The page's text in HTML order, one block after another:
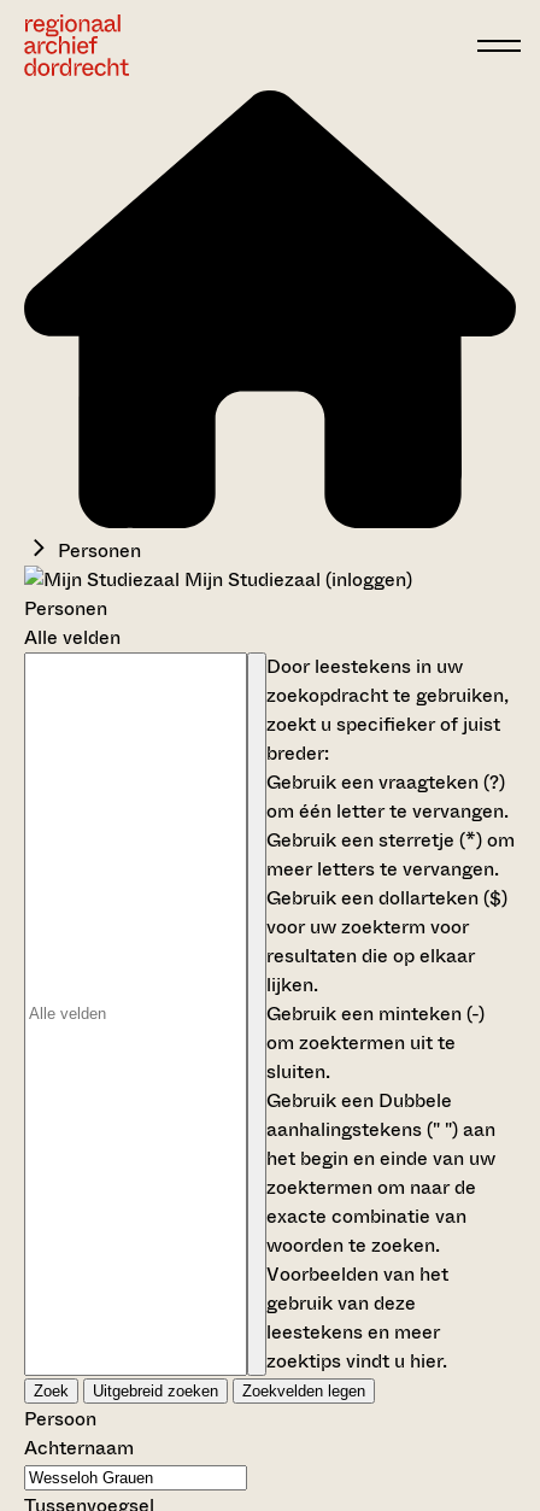
Personen
Mijn Studiezaal (inloggen)
Personen
Alle velden
Door leestekens in uw
zoekopdracht te gebruiken,
zoekt u specifieker of juist
breder:
Gebruik eenvraagteken (?)
om één letter te vervangen.
Gebruik eensterretje (*)om
meer letters te vervangen.
Gebruik eendollarteken ($)
voor uw zoekterm voor
resultaten die op elkaar
lijken.
Gebruik een minteken (-)
om zoektermen uit te
sluiten.
Gebruik een Dubbele
aanhalingstekens (" ")aan
het begin en einde van uw
zoektermen om naar de
exacte combinatie van
woorden te zoeken.
Voorbeelden van het
gebruik van deze
leestekens en meer
zoektips vindt u hier.
Zoek Uitgebreid zoeken Zoekvelden legen
Persoon
Achternaam
Tussenvoegsel